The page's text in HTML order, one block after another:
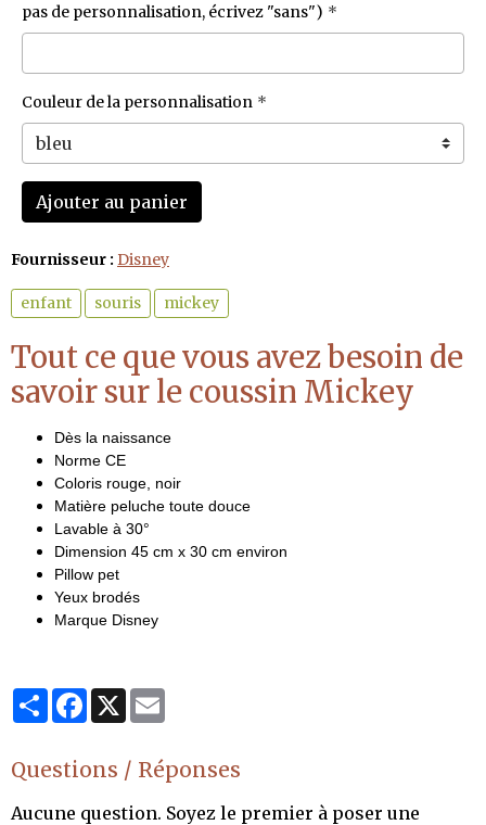
pas de personnalisation, écrivez "sans")
Couleur de la personnalisation
Ajouter au panier
Fournisseur : Disney
enfant souris mickey
Tout ce que vous avez besoin de
savoir sur le coussin Mickey
Dès la naissance
Norme CE
Coloris rouge, noir
Matière peluche toute douce
Lavable à 30°
Dimension 45 cm x 30 cm environ
Pillow pet
Yeux brodés
Marque Disney
PartagerFacebook
X
Questions / Réponses
Aucune question. Soyez le premier à poser une